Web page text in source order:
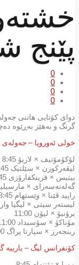
پێنج
0
0
0
0
دوای كۆتایی هاتنی
گرنگ و بەهێز بەڕێوە
خولی ئەوروپا – جەولەی
لۆکۆمۆتیف × لازیۆ 8:45
لیڤەرکوزن × سێلتیک 8:45
بیتیس × فرینکفارۆزی 8:45
گەلەتەسەرای × مارسیلیا
راپید ڤێنا × وێستهام 8:45
لیستەر سیتی × لیگیا وارسۆ
برۆنبۆ × لیۆن 11:00
مۆناکۆ × سۆسیداد 11:00
رینجەرز × سپارتا پراگ 11:00
کۆنفرانس لیگ – یارییە